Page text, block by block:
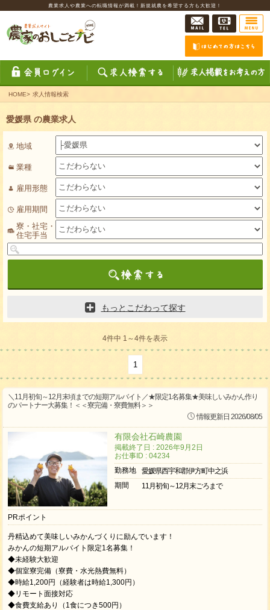
農業求人や農業への転職情報が満載！新規就農を希望する方も大歓迎！
HOME> 求人情報検索
愛媛県 の農業求人
地域
業種
雇用形態
雇用期間
寮・社宅・
住宅手当
もっとこだわって探す
4件中 1～4件を表示
1
＼11月初旬～12月末頃までの短期アルバイト／★限定1名募集★美味しいみかん作り
のパートナー大募集！＜＜寮完備・寮費無料＞＞
情報更新日 2026/08/05
有限会社石崎農園
掲載終了日 : 2026年9月2日
お仕事ID : 04234
勤務地
愛媛県西宇和郡伊方町中之浜
期間
11月初旬～12月末ごろまで
PRポイント
丹精込めて美味しいみかんづくりに励んでいます！
みかんの短期アルバイト限定1名募集！
◆未経験大歓迎
◆個室寮完備（寮費・水光熱費無料）
◆時給1,200円（経験者は時給1,300円）
◆リモート面接対応
◆食費支給あり（1食につき500円）